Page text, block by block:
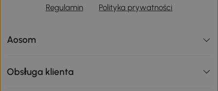
Regulamin Polityka prywatności
Aosom
Obsługa klienta